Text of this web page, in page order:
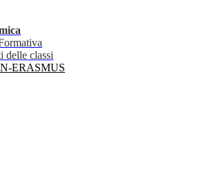
delle classi
ERASMUS